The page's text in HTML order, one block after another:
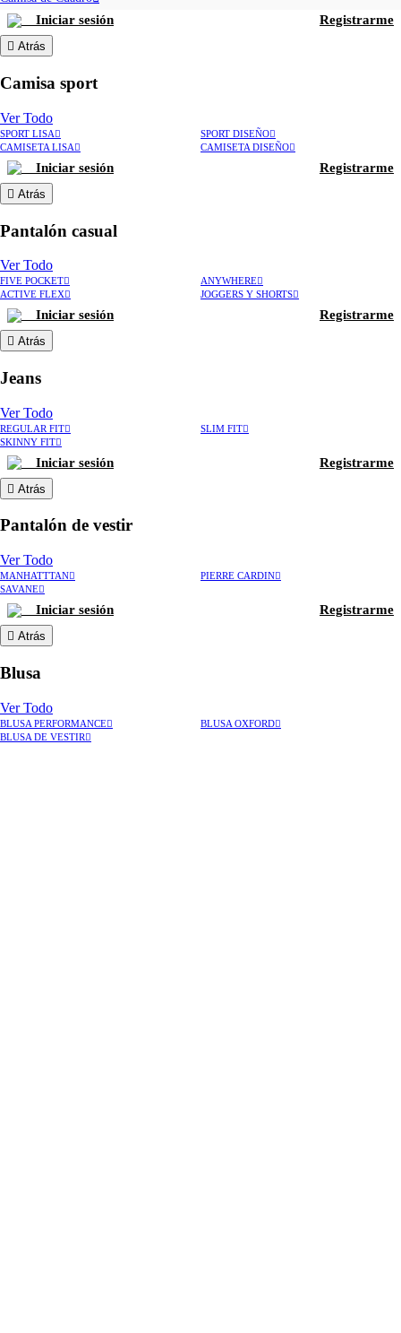
Iniciar sesión Registrarme
Atrás
Camisa sport
Ver Todo
SPORT LISA
SPORT DISEÑO
CAMISETA LISA
CAMISETA DISEÑO
Iniciar sesión Registrarme
Atrás
Pantalón casual
Ver Todo
FIVE POCKET
ANYWHERE
ACTIVE FLEX
JOGGERS Y SHORTS
Iniciar sesión Registrarme
Atrás
Jeans
Ver Todo
REGULAR FIT
SLIM FIT
SKINNY FIT
Iniciar sesión Registrarme
Atrás
Pantalón de vestir
Ver Todo
MANHATTTAN
PIERRE CARDIN
SAVANE
Iniciar sesión Registrarme
Atrás
Blusa
Ver Todo
BLUSA PERFORMANCE
BLUSA OXFORD
BLUSA DE VESTIR